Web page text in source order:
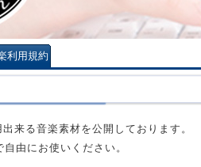
利用規約
来る音楽素材を公開しております。
由にお使いください。